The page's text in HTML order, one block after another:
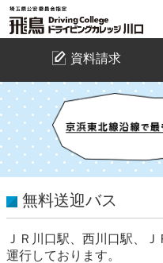
資料請求
無料送迎バス
ＪＲ川口駅、西川口駅、
運行しております。